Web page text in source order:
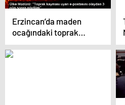
Erzincan’da maden
ocağındaki toprak
kaymasıyla ilgili
soruşturmada şirketin